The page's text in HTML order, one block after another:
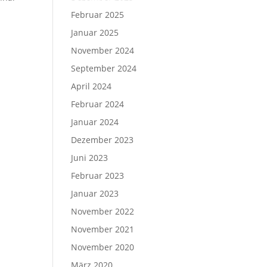
Februar 2025
Januar 2025
November 2024
September 2024
April 2024
Februar 2024
Januar 2024
Dezember 2023
Juni 2023
Februar 2023
Januar 2023
November 2022
November 2021
November 2020